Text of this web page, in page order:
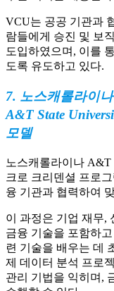
VCU는 공공 기관과
람들에게 승진 및 보
도입하였으며, 이를
도록 유도하고 있다.
7. 노스캐롤라이
A&T State
모델
노스캐롤라이나 A&T
크로 크리덴셜 프로
융 기관과 협력하여
이 과정은 기업 재무,
금융 기술을 포함하
련 기술을 배우는 데
제 데이터 분석 프로
관리 기법을 익히며,